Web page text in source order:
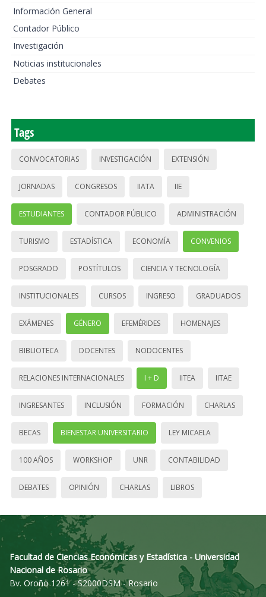
Información General
Contador Público
Investigación
Noticias institucionales
Debates
Tags
CONVOCATORIAS INVESTIGACIÓN EXTENSIÓN
JORNADAS CONGRESOS IIATA IIE
ESTUDIANTES CONTADOR PÚBLICO ADMINISTRACIÓN
TURISMO ESTADÍSTICA ECONOMÍA CONVENIOS
POSGRADO POSTÍTULOS CIENCIA Y TECNOLOGÍA
INSTITUCIONALES CURSOS INGRESO GRADUADOS
EXÁMENES GÉNERO EFEMÉRIDES HOMENAJES
BIBLIOTECA DOCENTES NODOCENTES
RELACIONES INTERNACIONALES I + D IITEA IITAE
INGRESANTES INCLUSIÓN FORMACIÓN CHARLAS
BECAS BIENESTAR UNIVERSITARIO LEY MICAELA
100 AÑOS WORKSHOP UNR CONTABILIDAD
DEBATES OPINIÓN CHARLAS LIBROS
Facultad de Ciencias Económicas y Estadística - Universidad
Nacional de Rosario
Bv. Oroño 1261 - S2000DSM - Rosario